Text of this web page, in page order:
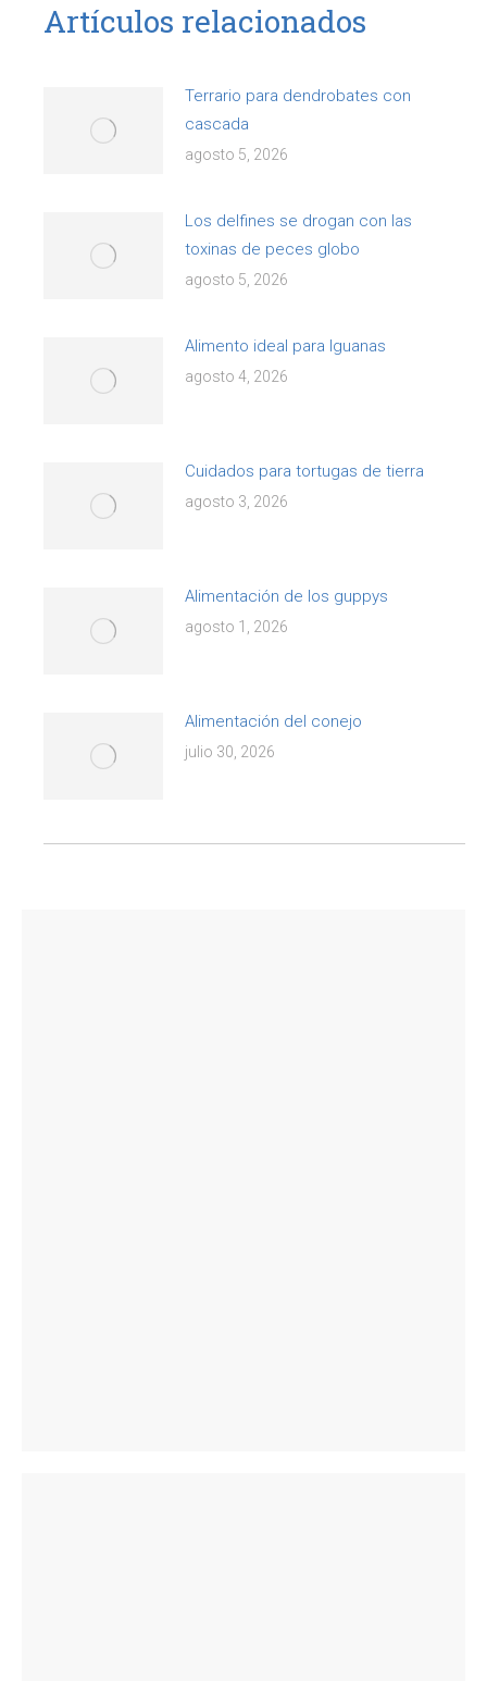
Artículos relacionados
Terrario para dendrobates con
cascada
agosto 5, 2026
Los delfines se drogan con las
toxinas de peces globo
agosto 5, 2026
Alimento ideal para Iguanas
agosto 4, 2026
Cuidados para tortugas de tierra
agosto 3, 2026
Alimentación de los guppys
agosto 1, 2026
Alimentación del conejo
julio 30, 2026